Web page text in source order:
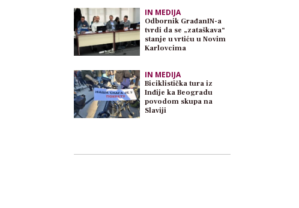
IN MEDIJA
Odbornik GrađanIN-a
tvrdi da se „zataškava“
stanje u vrtiću u Novim
Karlovcima
IN MEDIJA
Biciklistička tura iz
Inđije ka Beogradu
povodom skupa na
Slaviji